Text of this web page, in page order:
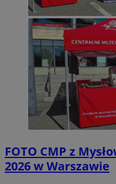
FOTO CMP z
2026 w Warszawie